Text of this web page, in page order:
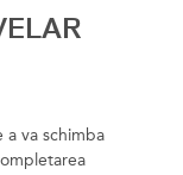
a va schimba